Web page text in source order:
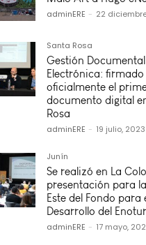
adminERE - 22
Santa Rosa
Gestión Documental
Electrónica: firmado
oficialmente el
documento digital
Rosa
adminERE - 19 julio, 2023
Junín
Se realizó en La
presentación para
Este del Fondo para
Desarrollo del
adminERE - 17 mayo,